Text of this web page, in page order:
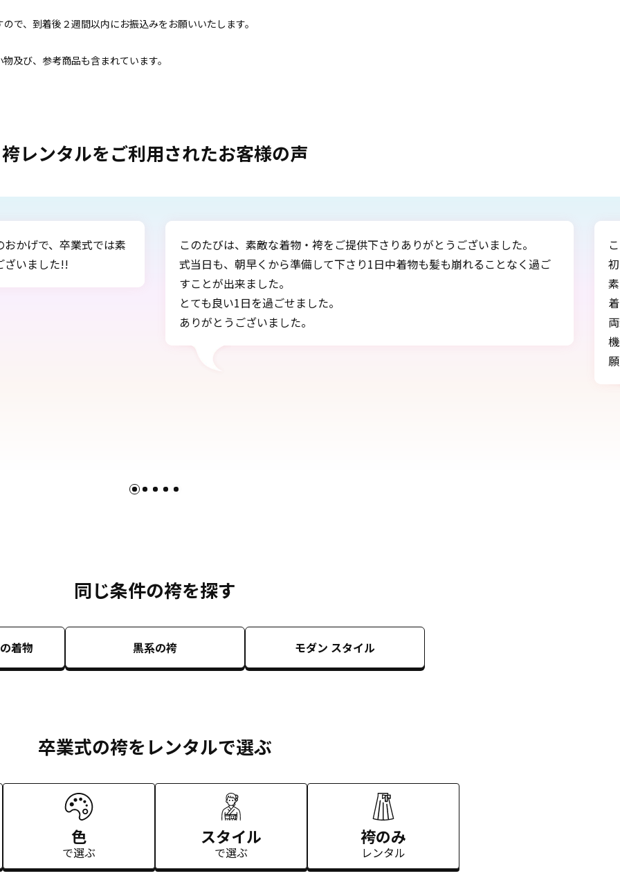
で、到着後２週間以内にお振込みをお願いいたします。
及び、参考商品も含まれています。
袴レンタルをご利用されたお客様の声
は、素敵な着物・袴をご提供下さりありがとうございました。
、朝早くから準備して下さり1日中着物も髪も崩れることなく過ご
この度は、娘の卒業式で大変お世話になり
初めての袴姿、とてもきれいに着せていた
着たまま帰らせていただいたことで、祖父
機会がありましたら、次女の時も是非お願
同じ条件の袴を探す
の着物 黒系の袴 モダン スタイル
卒業式の袴をレンタルで選ぶ
色
で選ぶ
スタイル
で選ぶ
袴のみ
レンタル